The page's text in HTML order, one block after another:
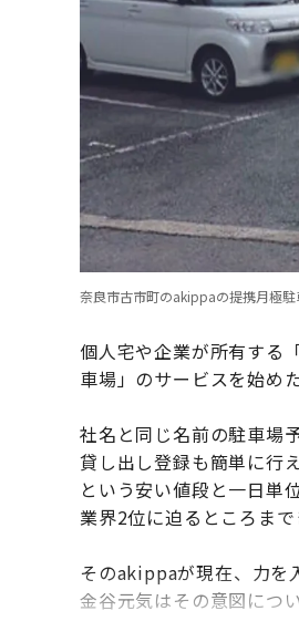
奈良市古市町のakippaの提携月極駐
個人宅や企業が所有する
車場」のサービスを始め
社名と同じ名前の駐車場
貸し出し登録も簡単に行
という安い値段と一日単
業界2位に迫るところまで
そのakippaが現在、力を
金谷元気はその意図につ